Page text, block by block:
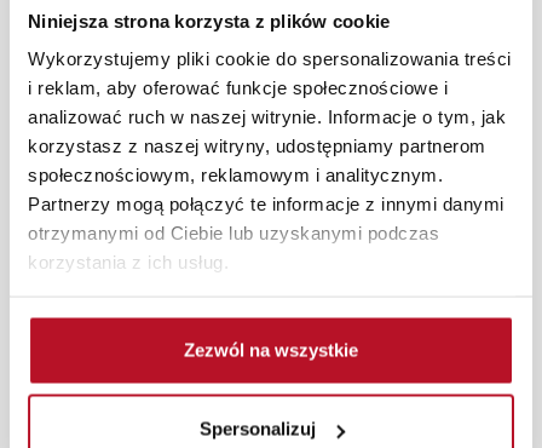
Niniejsza strona korzysta z plików cookie
Wykorzystujemy pliki cookie do spersonalizowania treści
i reklam, aby oferować funkcje społecznościowe i
analizować ruch w naszej witrynie. Informacje o tym, jak
korzystasz z naszej witryny, udostępniamy partnerom
społecznościowym, reklamowym i analitycznym.
Partnerzy mogą połączyć te informacje z innymi danymi
otrzymanymi od Ciebie lub uzyskanymi podczas
korzystania z ich usług.
Zezwól na wszystkie
Spersonalizuj
dołączone do świecy (możliwy zakup osobno). Świeca
zestawu.
Każde zmówienie złożone w sklepie stacjonarnym
dostarczymy do 3 dni roboczych na terenie całej Polski.
W przypadku zamówień internetowych czas dostawy
wynosi do 5 dni roboczych, również na terenie całego
dostarczamy gratis niezależnie od miejsca złożenia
Zdjęcia produktów mają charakter poglądowy.
Rzeczywiste kolory i struktura materiałów mogą różnić